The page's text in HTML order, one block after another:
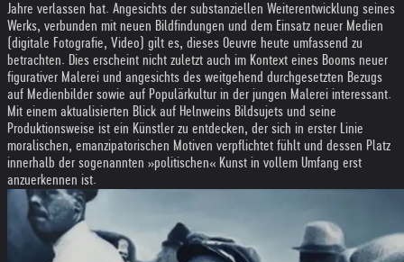
Jahre verlassen hat. Angesichts der substanziellen Weiterentwicklung seines
Werks, verbunden mit neuen Bildfindungen und dem Einsatz neuer Medien
(digitale Fotografie, Video) gilt es, dieses Oeuvre heute umfassend zu
betrachten. Dies erscheint nicht zuletzt auch im Kontext eines Booms neuer
figurativer Malerei und angesichts des weitgehend durchgesetzten Bezugs
auf Medienbilder sowie auf Populärkultur in der jungen Malerei interessant.
Mit einem aktualisierten Blick auf Helnweins Bildsujets und seine
Produktionsweise ist ein Künstler zu entdecken, der sich in erster Linie
moralischen, emanzipatorischen Motiven verpflichtet fühlt und dessen Platz
innerhalb der sogenannten »politischen« Kunst in vollem Umfang erst
anzuerkennen ist.